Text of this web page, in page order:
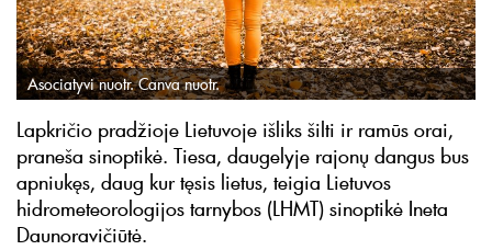
Asociatyvi nuotr. Canva nuotr.
Lapkričio pradžioje Lietuvoje išliks šilti ir ramūs orai,
praneša sinoptikė. Tiesa, daugelyje rajonų dangus bus
apniukęs, daug kur tęsis lietus, teigia Lietuvos
hidrometeorologijos tarnybos (LHMT) sinoptikė Ineta
Daunoravičiūtė.